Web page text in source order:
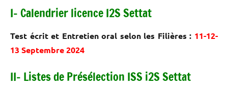
I- Calendrier licence I2S Settat
Test écrit et Entretien oral selon les Filières : 11-12-
13 Septembre 2024
II- Listes de Présélection ISS i2S Settat